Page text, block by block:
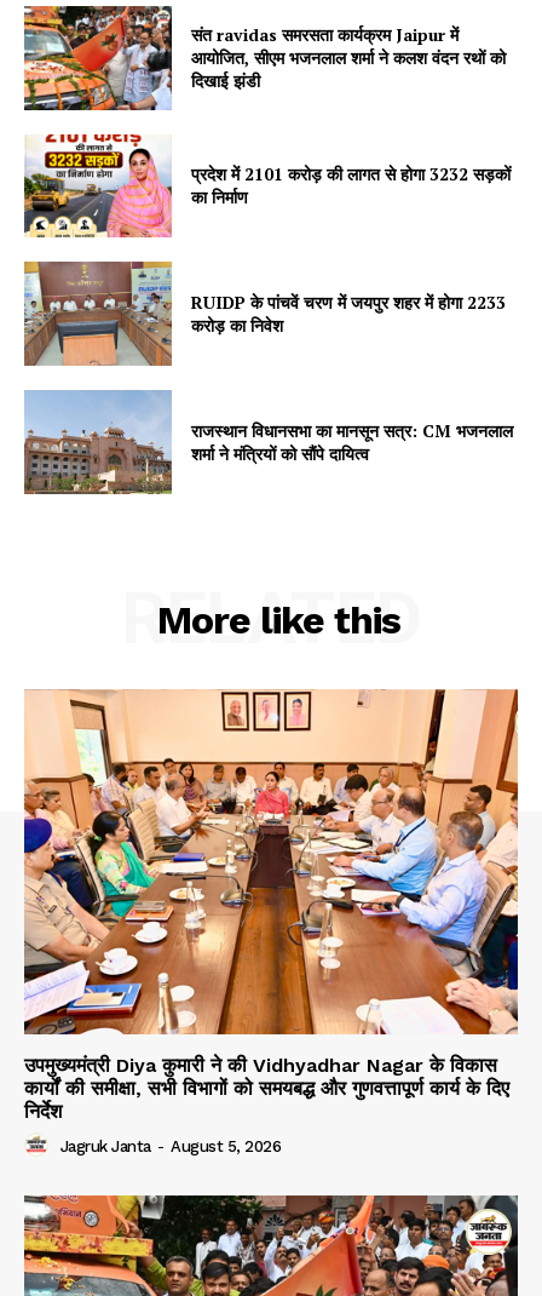
Company
About
Contact us
Subscription Plans
My account
संत ravidas समरसता कार्यक्रम Jaipur में
आयोजित, सीएम भजनलाल शर्मा ने कलश वंदन रथों को
दिखाई झंडी
प्रदेश में 2101 करोड़ की लागत से होगा 3232 सड़कों
का निर्माण
RUIDP के पांचवें चरण में जयपुर शहर में होगा 2233
करोड़ का निवेश
राजस्थान विधानसभा का मानसून सत्र: CM भजनलाल
शर्मा ने मंत्रियों को सौंपे दायित्व
More like this
RELATED
उपमुख्यमंत्री Diya कुमारी ने की Vidhyadhar Nagar के विकास
कार्यों की समीक्षा, सभी विभागों को समयबद्ध और गुणवत्तापूर्ण कार्य के दिए
निर्देश
Jagruk Janta - August 5, 2026